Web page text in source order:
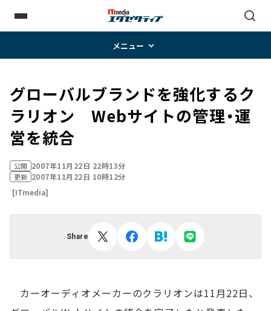
メニュー
グローバルブランドを強化するク
ラリオン Webサイトの管理・運
営を統合
公開 2007年11月22日 22時13分
更新 2007年11月22日 10時12分
[ITmedia]
Share
カーオーディオメーカーのクラリオンは11月22日、